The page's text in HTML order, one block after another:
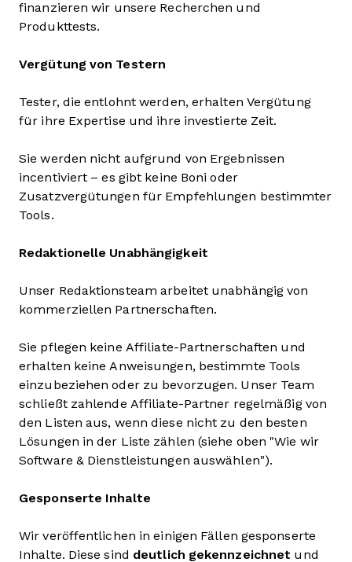
finanzieren wir unsere Recherchen und
Produkttests.
Vergütung von Testern
Tester, die entlohnt werden, erhalten Vergütung
für ihre Expertise und ihre investierte Zeit.
Sie werden nicht aufgrund von Ergebnissen
incentiviert – es gibt keine Boni oder
Zusatzvergütungen für Empfehlungen bestimmter
Tools.
Redaktionelle Unabhängigkeit
Unser Redaktionsteam arbeitet unabhängig von
kommerziellen Partnerschaften.
Sie pflegen keine Affiliate-Partnerschaften und
erhalten keine Anweisungen, bestimmte Tools
einzubeziehen oder zu bevorzugen. Unser Team
schließt zahlende Affiliate-Partner regelmäßig von
den Listen aus, wenn diese nicht zu den besten
Lösungen in der Liste zählen (siehe oben "Wie wir
Software & Dienstleistungen auswählen").
Gesponserte Inhalte
Wir veröffentlichen in einigen Fällen gesponserte
Inhalte. Diese sind deutlich gekennzeichnet und